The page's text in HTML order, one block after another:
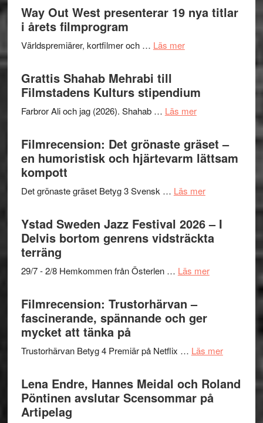
trailern
för
X-
I
Want
to
Believe
Vrach
Frankenshtey
med
Mulder
och
Dana
Way Out West presenterar 19 nya titlar
i årets filmprogram
Världspremiärer, kortfilmer och … Läs merom
presenterar
19
titlar
i
Grattis Shahab Mehrabi till
Filmstadens Kulturs stipendium
Farbror Ali och jag (2026). Shahab … Läs merom
Shahab
Mehrabi
till
Kulturs
Filmrecension: Det grönaste gräset –
en humoristisk och hjärtevarm lättsam
kompott
Det grönaste gräset Betyg 3 Svensk … Läs merom
Det
grönaste
gräset
en
hjärtevarm
Ystad Sweden Jazz Festival 2026 – I
Delvis bortom genrens vidsträckta
terräng
29/7 - 2/8 Hemkommen från Österlen … Läs merom
–
Delvis
bortom
Filmrecension: Trustorhärvan –
fascinerande, spännande och ger
mycket att tänka på
Trustorhärvan Betyg 4 Premiär på Netflix … Läs merom
–
Lena Endre, Hannes Meidal och Roland
Pöntinen avslutar Scensommar på
Artipelag